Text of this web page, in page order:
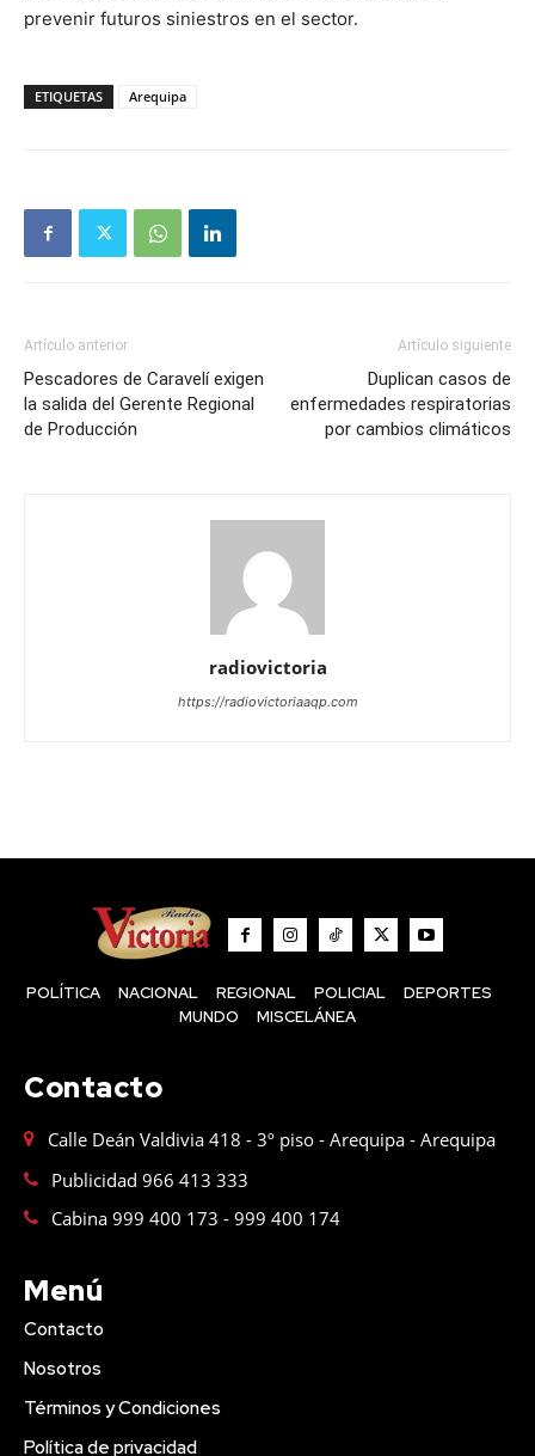
prevenir futuros siniestros en el sector.
ETIQUETAS Arequipa
Artículo anterior
Pescadores de Caravelí exigen
la salida del Gerente Regional
de Producción
Artículo siguiente
Duplican casos de
enfermedades respiratorias
por cambios climáticos
radiovictoria
https://radiovictoriaaqp.com
POLÍTICA NACIONAL REGIONAL POLICIAL
DEPORTES
MUNDO
MISCELÁNEA
Contacto
Calle Deán Valdivia 418 - 3º piso - Arequipa - Arequipa
Publicidad 966 413 333
Cabina 999 400 173 - 999 400 174
Menú
Contacto
Nosotros
Términos y Condiciones
Política de privacidad